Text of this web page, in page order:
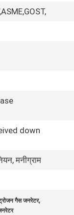
down
मनीग्राम
गैस जनरेटर,